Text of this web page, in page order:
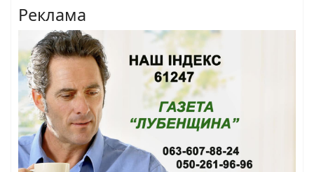
Реклама